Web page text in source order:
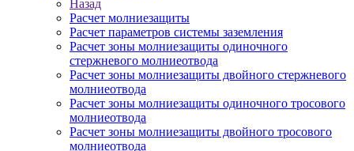
Назад
Расчет молниезащиты
Расчет параметров системы заземления
Расчет зоны молниезащиты одиночного
стержневого молниеотвода
Расчет зоны молниезащиты двойного стержневого
молниеотвода
Расчет зоны молниезащиты одиночного тросового
молниеотвода
Расчет зоны молниезащиты двойного тросового
молниеотвода